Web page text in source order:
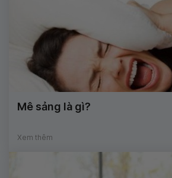
Mê sảng là gì?
Xem thêm